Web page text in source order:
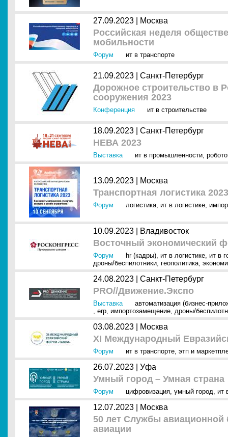
27.09.2023 | Москва
Российская неделя
мобильности
Форум ит в транспорте
21.09.2023 | Санкт-Петербург
Дорожное строительство в
сооружения 2023
Конференция ит в строительстве
18.09.2023 | Санкт-Петербург
НЕВА 2023
Выставка ит в промышленности,
13.09.2023 | Москва
Транспортная логистика 2023
Форум логистика, ит в логистике,
10.09.2023 | Владивосток
Восточный экономический
Форум hr (кадры), ит в логистике, ит в
дроны/беспилотники, геополитика,
24.08.2023 | Санкт-Петербург
PRO//Движение.Экспо
Выставка
автоматизация (бизнес-
, erp, импортозамещение, дроны/
03.08.2023 | Москва
XI Международный
Форум ит в транспорте, этп и
26.07.2023 | Уфа
Умный город – Умная страна
Форум цифровизация, умный город, ит
12.07.2023 | Москва
50 лет Службы авиационной
авиации